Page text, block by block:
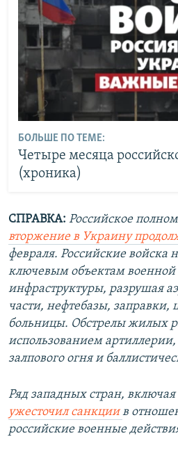
БОЛЬШЕ ПО ТЕМЕ:
Четыре месяца
(хроника)
СПРАВКА: Российское
вторжение в Украину
февраля. Российские войска
ключевым объектам
инфраструктуры, разрушая
части, нефтебазы,
больницы. Обстрелы жилых
использованием
залпового огня и
Ряд западных стран,
ужесточил санкциив
российские военные